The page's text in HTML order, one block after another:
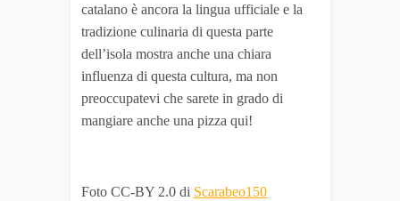
catalano è ancora la lingua ufficiale e la
tradizione culinaria di questa parte
dell’isola mostra anche una chiara
influenza di questa cultura, ma non
preoccupatevi che sarete in grado di
mangiare anche una pizza qui!
Foto CC-BY 2.0 di Scarabeo150